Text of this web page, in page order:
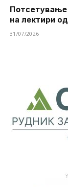
Потсетување
на лектири
31/07/2026